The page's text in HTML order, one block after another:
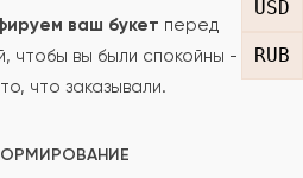
USD
RUB
ваш букет перед
чтобы вы были спокойны -
что заказывали.